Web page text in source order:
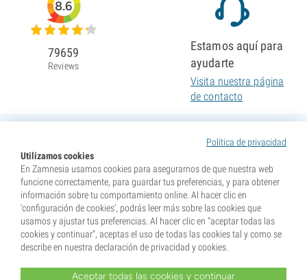
Política de privacidad
Utilizamos cookies
En Zamnesia usamos cookies para asegurarnos de que nuestra web
funcione correctamente, para guardar tus preferencias, y para obtener
información sobre tu comportamiento online. Al hacer clic en
'configuración de cookies', podrás leer más sobre las cookies que
usamos y ajustar tus preferencias. Al hacer clic en "aceptar todas las
cookies y continuar", aceptas el uso de todas las cookies tal y como se
describe en nuestra declaración de privacidad y cookies.
Aceptar todas las cookies y continuar
8.6
79659
Reviews
Estamos aquí para
ayudarte
Visita nuestra página
de contacto